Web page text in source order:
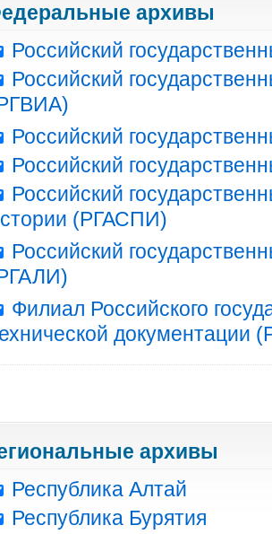
архивы
Российский
Российский
Российский
Российский
Российский
(РГАСПИ)
Российский
Филиал Российского
документации
архивы
Республика Алтай
Республика Бурятия